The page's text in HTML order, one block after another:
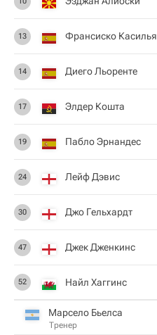
13 Франсиско Касилья
14 Диего Льоренте
17 Элдер Кошта
19 Пабло Эрнандес
24 Лейф Дэвис
30 Джо Гельхардт
47 Джек Дженкинс
52 Найл Хаггинс
Марсело Бьелса
Тренер